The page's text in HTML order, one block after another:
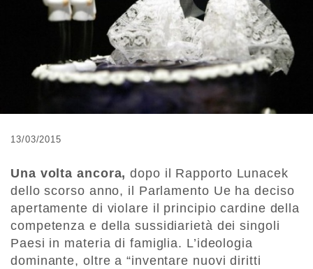
13/03/2015
Una volta ancora, dopo il Rapporto Lunacek
dello scorso anno, il Parlamento Ue ha deciso
apertamente di violare il principio cardine della
competenza e della sussidiarietà dei singoli
Paesi in materia di famiglia. L’ideologia
dominante, oltre a “inventare nuovi diritti